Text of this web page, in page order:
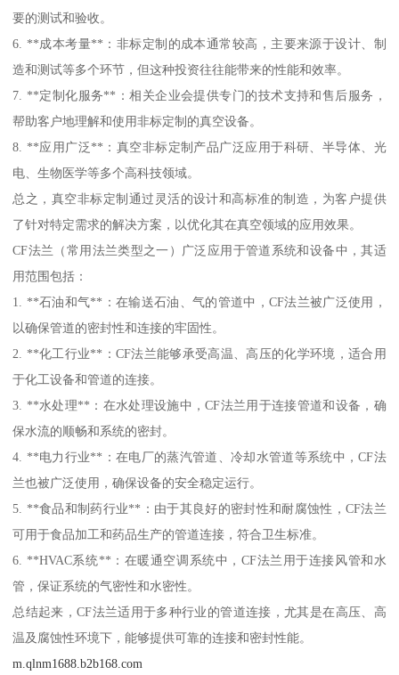
要的测试和验收。
6. **成本考量**：非标定制的成本通常较高，主要来源于设计、制
造和测试等多个环节，但这种投资往往能带来的性能和效率。
7. **定制化服务**：相关企业会提供专门的技术支持和售后服务，
帮助客户地理解和使用非标定制的真空设备。
8. **应用广泛**：真空非标定制产品广泛应用于科研、半导体、光
电、生物医学等多个高科技领域。
总之，真空非标定制通过灵活的设计和高标准的制造，为客户提供
了针对特定需求的解决方案，以优化其在真空领域的应用效果。
CF法兰（常用法兰类型之一）广泛应用于管道系统和设备中，其适
用范围包括：
1. **石油和气**：在输送石油、气的管道中，CF法兰被广泛使用，
以确保管道的密封性和连接的牢固性。
2. **化工行业**：CF法兰能够承受高温、高压的化学环境，适合用
于化工设备和管道的连接。
3. **水处理**：在水处理设施中，CF法兰用于连接管道和设备，确
保水流的顺畅和系统的密封。
4. **电力行业**：在电厂的蒸汽管道、冷却水管道等系统中，CF法
兰也被广泛使用，确保设备的安全稳定运行。
5. **食品和制药行业**：由于其良好的密封性和耐腐蚀性，CF法兰
可用于食品加工和药品生产的管道连接，符合卫生标准。
6. **HVAC系统**：在暖通空调系统中，CF法兰用于连接风管和水
管，保证系统的气密性和水密性。
总结起来，CF法兰适用于多种行业的管道连接，尤其是在高压、高
温及腐蚀性环境下，能够提供可靠的连接和密封性能。
m.qlnm1688.b2b168.com